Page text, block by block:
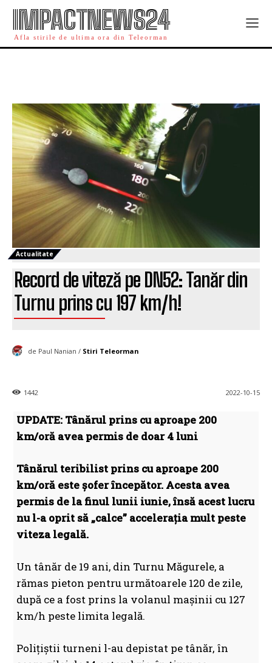
IMPACTNEWS24
Afla stirile de ultima ora din Teleorman
Actualitate
Record de viteză pe DN52: Tanăr din
Turnu prins cu 197 km/h!
de Paul Nanian / Stiri Teleorman
2022-10-15
1442
UPDATE: Tânărul prins cu aproape 200
km/oră avea permis de doar 4 luni
Tânărul teribilist prins cu aproape 200
km/oră este șofer începător. Acesta avea
permis de la finul lunii iunie, însă acest lucru
nu l-a oprit să „calce” accelerația mult peste
viteza legală.
Un tânăr de 19 ani, din Turnu Măgurele, a
rămas pieton pentru următoarele 120 de zile,
după ce a fost prins la volanul mașinii cu 127
km/h peste limita legală.
Polițiștii turneni l-au depistat pe tânăr, în